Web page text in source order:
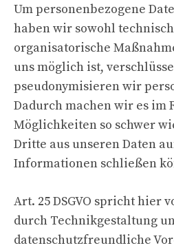
Um personenbezogene
haben wir sowohl
organisatorische
uns möglich ist,
pseudonymisieren wir
Dadurch machen wir es im
Möglichkeiten so schwer
Dritte aus unseren Daten
Informationen schließen
Art. 25 DSGVO spricht hier
durch Technikgestaltung
datenschutzfreundliche